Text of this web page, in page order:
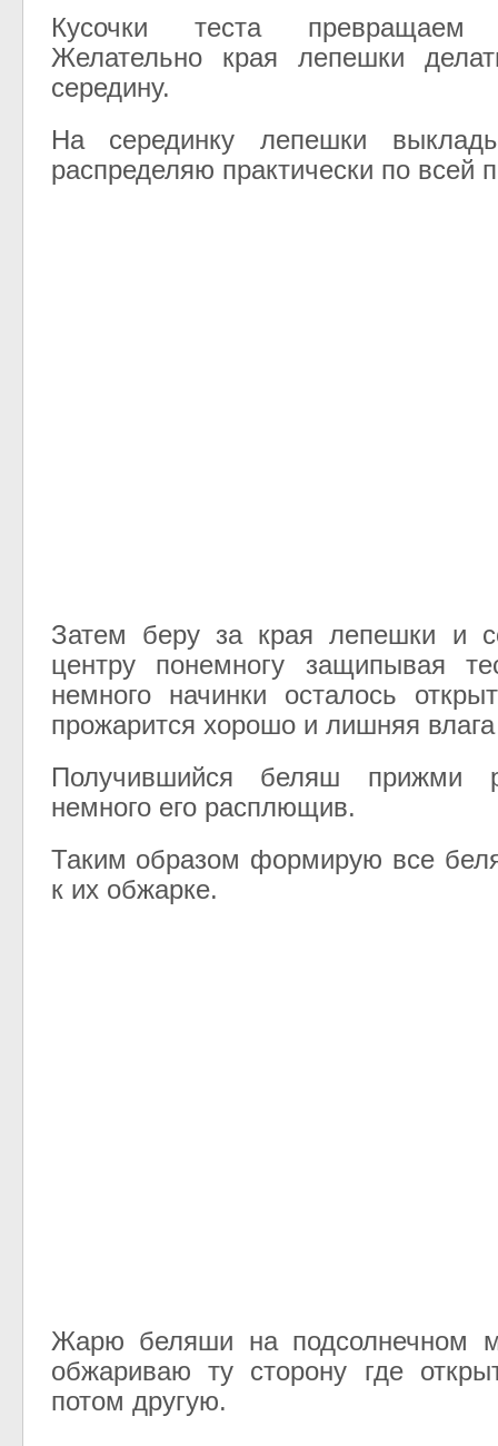
Кусочки теста
Желательно края лепешки
середину.
На серединку лепешки
распределяю практически по всей
Затем беру за края лепешки и
центру понемногу защипывая
немного начинки осталось
прожарится хорошо и лишняя
Получившийся беляш прижми
немного его расплющив.
Таким образом формирую все
к их обжарке.
Жарю беляши на подсолнечном
обжариваю ту сторону где
потом другую.